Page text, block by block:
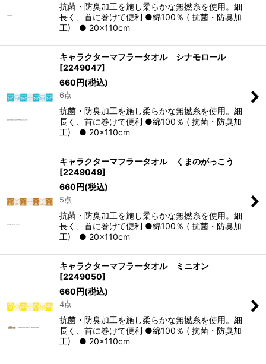
抗菌・防臭加工を施し柔らかな無撚糸を使用。細
長く、首に巻けて便利 ●綿100％ ( 抗菌・防臭加
工) ● 20×110cm
キャラクターマフラータオル シナモロール
[2249047]
660円(税込)
6点
抗菌・防臭加工を施し柔らかな無撚糸を使用。細
長く、首に巻けて便利 ●綿100％ ( 抗菌・防臭加
工) ● 20×110cm
キャラクターマフラータオル くまのがっこう
[2249049]
660円(税込)
5点
抗菌・防臭加工を施し柔らかな無撚糸を使用。細
長く、首に巻けて便利 ●綿100％ ( 抗菌・防臭加
工) ● 20×110cm
キャラクターマフラータオル ミニオン
[2249050]
660円(税込)
4点
抗菌・防臭加工を施し柔らかな無撚糸を使用。細
長く、首に巻けて便利 ●綿100％ ( 抗菌・防臭加
工) ● 20×110cm